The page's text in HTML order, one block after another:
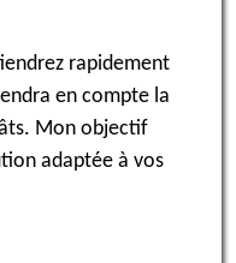
rapidement
en compte la
Mon objectif
adaptée à vos